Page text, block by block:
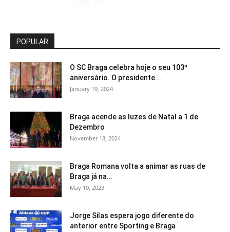
POPULAR
O SC Braga celebra hoje o seu 103º
aniversário. O presidente...
January 19, 2024
Braga acende as luzes de Natal a 1 de
Dezembro
November 18, 2024
Braga Romana volta a animar as ruas de
Braga já na...
May 10, 2023
Jorge Silas espera jogo diferente do
anterior entre Sporting e Braga